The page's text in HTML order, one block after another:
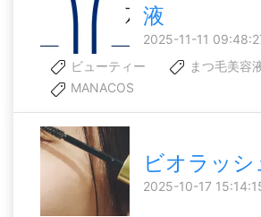
液
2025-11-11
ビューティー
まつ毛美容
MANACOS
ビオラッシ
2025-10-17